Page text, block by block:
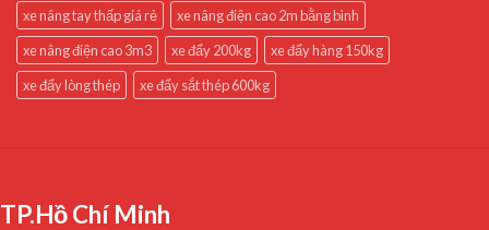
xe nâng tay thấp giá rẻ
xe nâng điện cao 2m bằng bình
xe nâng điện cao 3m3
xe đẩy 200kg
xe đẩy hàng 150kg
xe đẩy lòng thép
xe đẩy sắt thép 600kg
TP.Hồ Chí Minh